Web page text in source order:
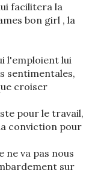
facilitera la
bon girl , la
l'emploient lui
sentimentales,
croiser
pour le travail,
conviction pour
ne va pas nous
sur